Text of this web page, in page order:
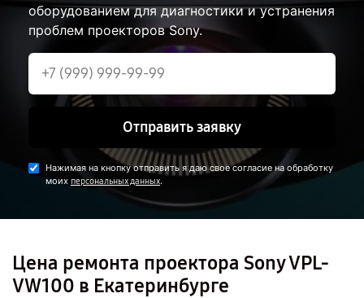
оборудованием для диагностики и устранения
проблем проекторов Sony.
Отправить заявку
Нажимая на кнопку отправить я даю свое согласие на обработку
моих персональных данных.
Цена ремонта проектора Sony VPL-
VW100 в Екатеринбурге